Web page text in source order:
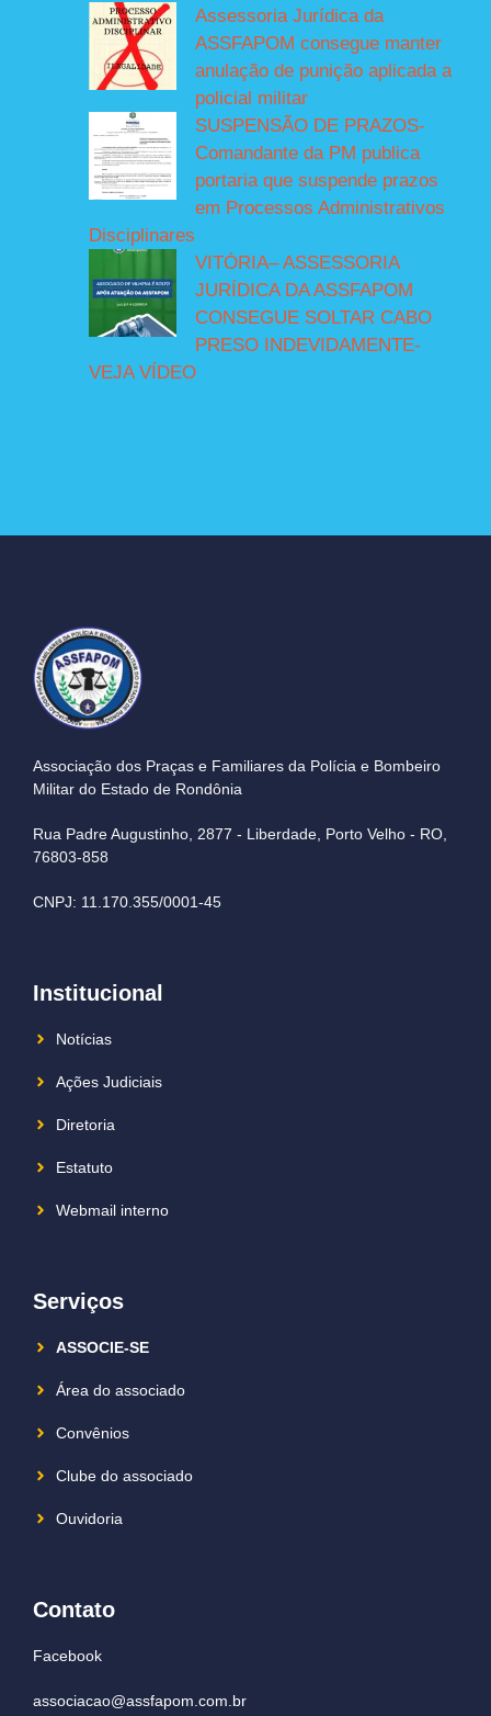
Assessoria Jurídica da
ASSFAPOM consegue manter
anulação de punição aplicada a
policial militar
SUSPENSÃO DE PRAZOS-
Comandante da PM publica
portaria que suspende prazos
em Processos Administrativos
Disciplinares
VITÓRIA– ASSESSORIA
JURÍDICA DA ASSFAPOM
CONSEGUE SOLTAR CABO
PRESO INDEVIDAMENTE-
VEJA VÍDEO
Associação dos Praças e Familiares da Polícia e Bombeiro
Militar do Estado de Rondônia
Rua Padre Augustinho, 2877 - Liberdade, Porto Velho - RO,
76803-858
CNPJ: 11.170.355/0001-45
Institucional
Notícias
Ações Judiciais
Diretoria
Estatuto
Webmail interno
Serviços
ASSOCIE-SE
Área do associado
Convênios
Clube do associado
Ouvidoria
Contato
Facebook
associacao@assfapom.com.br